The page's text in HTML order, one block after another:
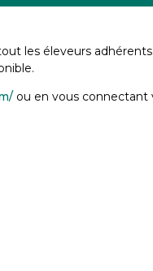
les éleveurs
ou en vous connectant